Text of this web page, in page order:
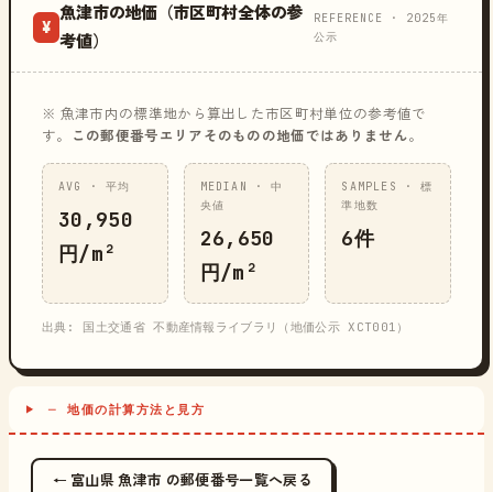
¥
魚津市の地価（市区町村全体の参
考値）
REFERENCE · 2025年
公示
※ 魚津市内の標準地から算出した市区町村単位の参考値で
す。
この郵便番号エリアそのものの地価ではありません。
AVG · 平均
30,950
円/m²
MEDIAN · 中
央値
26,650
円/m²
SAMPLES · 標
準地数
6件
出典: 国土交通省 不動産情報ライブラリ（地価公示 XCT001）
─ 地価の計算方法と見方
← 富山県 魚津市 の郵便番号一覧へ戻る